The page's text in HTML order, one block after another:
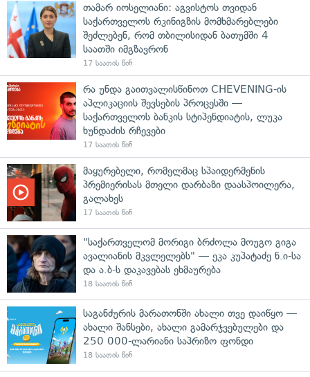
თამარ იოსელიანი: აგვისტოს თვიდან
საქართველოს რკინიგზის მომხმარებლები
შეძლებენ, რომ თბილისიდან ბათუმში 4
საათში იმგზავრონ
17 საათის წინ
რა უნდა გაითვალისწინოთ CHEVENING-ის
აპლიკაციის შევსების პროცესში —
საქართველოს ბანკის სტიპენდიატის, ლუკა
ხუნდაძის რჩევები
17 საათის წინ
მაყურებელი, რომელმაც სპაიდერმენის
პრემიერისას მთელი დარბაზი დაასპოილერა,
გალახეს
17 საათის წინ
"საქართველომ მორიგი ბრძოლა მოუგო გიგა
ავალიანის მკვლელებს" — ეკა კუპატაძე ნ.ი-სა
და ა.ბ-ს დაკავებას ეხმაურება
18 საათის წინ
საგანძურის მარათონში ახალი თვე დაიწყო —
ახალი შანსები, ახალი გამარჯვებულები და
250 000-ლარიანი საპრიზო ფონდი
18 საათის წინ